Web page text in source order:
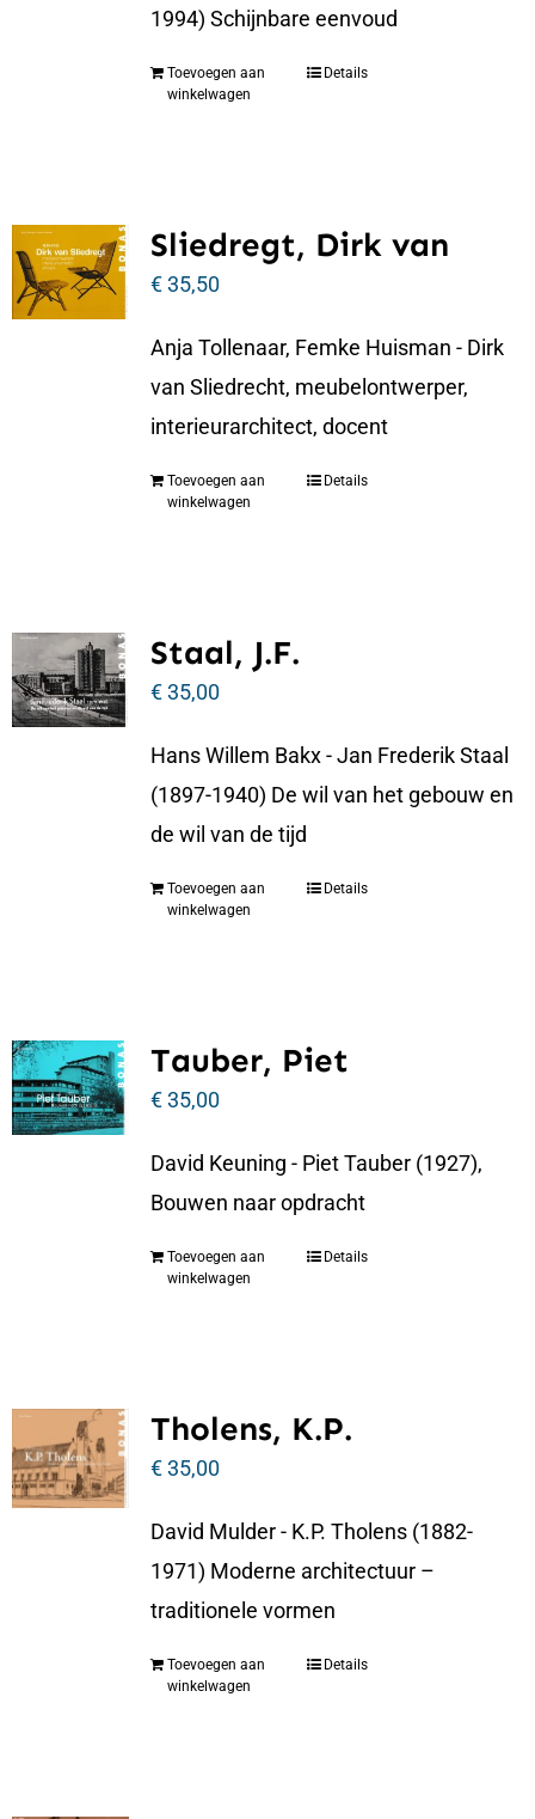
1994) Schijnbare eenvoud
Toevoegen aan
winkelwagen
Details
Sliedregt, Dirk van
€35,50
Anja Tollenaar, Femke Huisman - Dirk
van Sliedrecht, meubelontwerper,
interieurarchitect, docent
Toevoegen aan
winkelwagen
Details
Staal, J.F.
€35,00
Hans Willem Bakx - Jan Frederik Staal
(1897-1940) De wil van het gebouw en
de wil van de tijd
Toevoegen aan
winkelwagen
Details
Tauber, Piet
€35,00
David Keuning - Piet Tauber (1927),
Bouwen naar opdracht
Toevoegen aan
winkelwagen
Details
Tholens, K.P.
€35,00
David Mulder - K.P. Tholens (1882-
1971) Moderne architectuur –
traditionele vormen
Toevoegen aan
winkelwagen
Details